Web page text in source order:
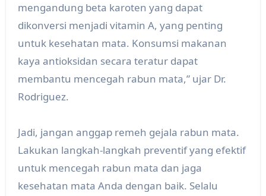
mengandung beta karoten yang dapat
dikonversi menjadi vitamin A, yang penting
untuk kesehatan mata. Konsumsi makanan
kaya antioksidan secara teratur dapat
membantu mencegah rabun mata,” ujar Dr.
Rodriguez.
Jadi, jangan anggap remeh gejala rabun mata.
Lakukan langkah-langkah preventif yang efektif
untuk mencegah rabun mata dan jaga
kesehatan mata Anda dengan baik. Selalu